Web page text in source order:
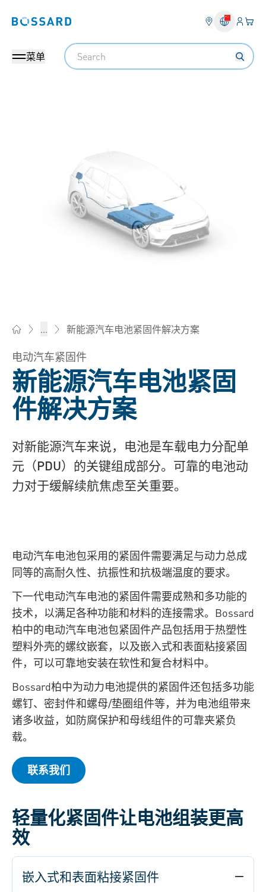
Bossard homepage 登入
您
菜单
Search
... 新能源汽车电池紧固件解决方案
电动汽车紧固件
新能源汽车电池紧固
件解决方案
对新能源汽车来说，电池是车载电力分配单
元（PDU）的关键组成部分。可靠的电池动
力对于缓解续航焦虑至关重要。
电动汽车电池包采用的紧固件需要满足与动力总成
同等的高耐久性、抗振性和抗极端温度的要求。
下一代电动汽车电池的紧固件需要成熟和多功能的
技术，以满足各种功能和材料的连接需求。Bossard
柏中的电动汽车电池包紧固件产品包括用于热塑性
塑料外壳的螺纹嵌套，以及嵌入式和表面粘接紧固
件，可以可靠地安装在软性和复合材料中。
Bossard柏中为动力电池提供的紧固件还包括多功能
螺钉、密封件和螺母/垫圈组件等，并为电池组带来
诸多收益，如防腐保护和母线组件的可靠夹紧负
载。
联系我们
轻量化紧固件让电池组装更高
效
嵌入式和表面粘接紧固件